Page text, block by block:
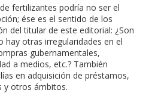
fertilizantes podría no ser el
ése es el sentido de los
del titular de este editorial: ¿Son
hay otras irregularidades en el
gubernamentales,
a medios, etc.? También
en adquisición de préstamos,
y otros ámbitos.